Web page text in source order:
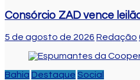
Consórcio ZAD vence
5 de agosto de 2026 Redação
Bahia Destaque Social